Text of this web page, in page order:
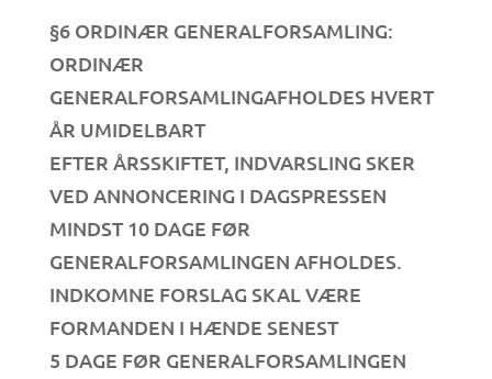
§6 ORDINÆR GENERALFORSAMLING:
ORDINÆR
GENERALFORSAMLINGAFHOLDES HVERT
ÅR UMIDELBART
EFTER ÅRSSKIFTET, INDVARSLING SKER
VED ANNONCERING I DAGSPRESSEN
MINDST 10 DAGE FØR
GENERALFORSAMLINGEN AFHOLDES.
INDKOMNE FORSLAG SKAL VÆRE
FORMANDEN I HÆNDE SENEST
5 DAGE FØR GENERALFORSAMLINGEN